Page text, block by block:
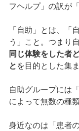
フヘルプ」の訳が
「自助」とは、「
う」こと。つまり
同じ体験をした者
とを目的とした集
自助グループには
によって無数の種
身近なのは「患者